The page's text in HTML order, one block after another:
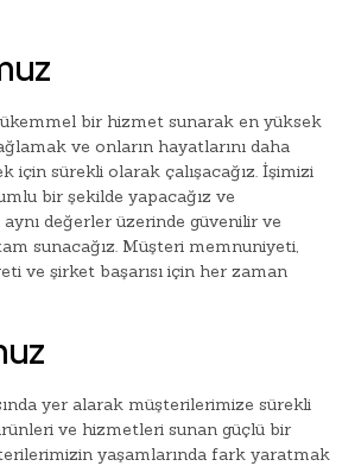
bir hizmet sunarak en yüksek
ve onların hayatlarını daha
için sürekli olarak çalışacağız. İşimizi
bir şekilde yapacağız ve
aynı değerler üzerinde güvenilir ve
sunacağız. Müşteri memnuniyeti,
ve şirket başarısı için her zaman
yer alarak müşterilerimize sürekli
ve hizmetleri sunan güçlü bir
yaşamlarında fark yaratmak